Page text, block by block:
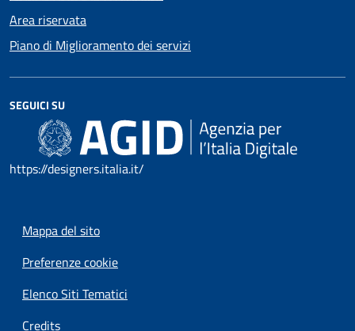
Area riservata
Piano di Miglioramento dei servizi
SEGUICI SU
https://designers.italia.it/
Mappa del sito
Preferenze cookie
Elenco Siti Tematici
Credits